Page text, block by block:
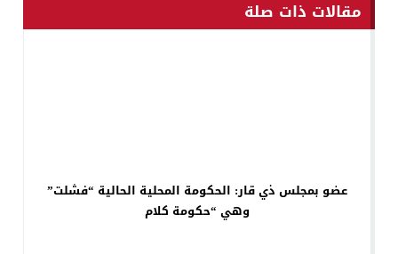
مقالات ذات صلة
عضو بمجلس ذي قار: الحكومة المحلية الحالية “فشلت”
وهي “حكومة كلام